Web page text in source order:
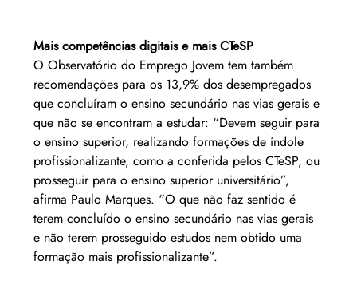
Mais competências digitais e mais CTeSP
O Observatório do Emprego Jovem tem também
recomendações para os 13,9% dos desempregados
que concluíram o ensino secundário nas vias gerais e
que não se encontram a estudar: “Devem seguir para
o ensino superior, realizando formações de índole
profissionalizante, como a conferida pelos CTeSP, ou
prosseguir para o ensino superior universitário”,
afirma Paulo Marques. “O que não faz sentido é
terem concluído o ensino secundário nas vias gerais
e não terem prosseguido estudos nem obtido uma
formação mais profissionalizante”.